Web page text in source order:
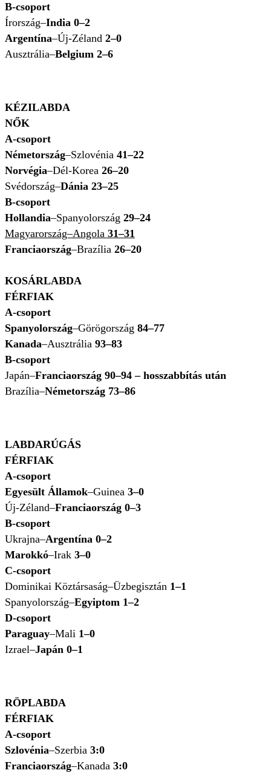
B-csoport
Írország–India 0–2
Argentína–Új-Zéland 2–0
Ausztrália–Belgium 2–6
KÉZILABDA
NŐK
A-csoport
Németország–Szlovénia 41–22
Norvégia–Dél-Korea 26–20
Svédország–Dánia 23–25
B-csoport
Hollandia–Spanyolország 29–24
Magyarország–Angola 31–31
Franciaország–Brazília 26–20
KOSÁRLABDA
FÉRFIAK
A-csoport
Spanyolország–Görögország 84–77
Kanada–Ausztrália 93–83
B-csoport
Japán–Franciaország 90–94 – hosszabbítás után
Brazília–Németország 73–86
LABDARÚGÁS
FÉRFIAK
A-csoport
Egyesült Államok–Guinea 3–0
Új-Zéland–Franciaország 0–3
B-csoport
Ukrajna–Argentína 0–2
Marokkó–Irak 3–0
C-csoport
Dominikai Köztársaság–Üzbegisztán 1–1
Spanyolország–Egyiptom 1–2
D-csoport
Paraguay–Mali 1–0
Izrael–Japán 0–1
RÖPLABDA
FÉRFIAK
A-csoport
Szlovénia–Szerbia 3:0
Franciaország–Kanada 3:0